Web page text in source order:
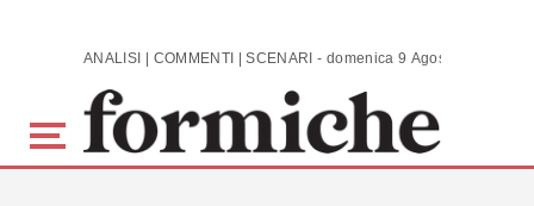
Skip to main content ANALISI | COMMENTI | SCENARI - domenica 9 Agosto 2026